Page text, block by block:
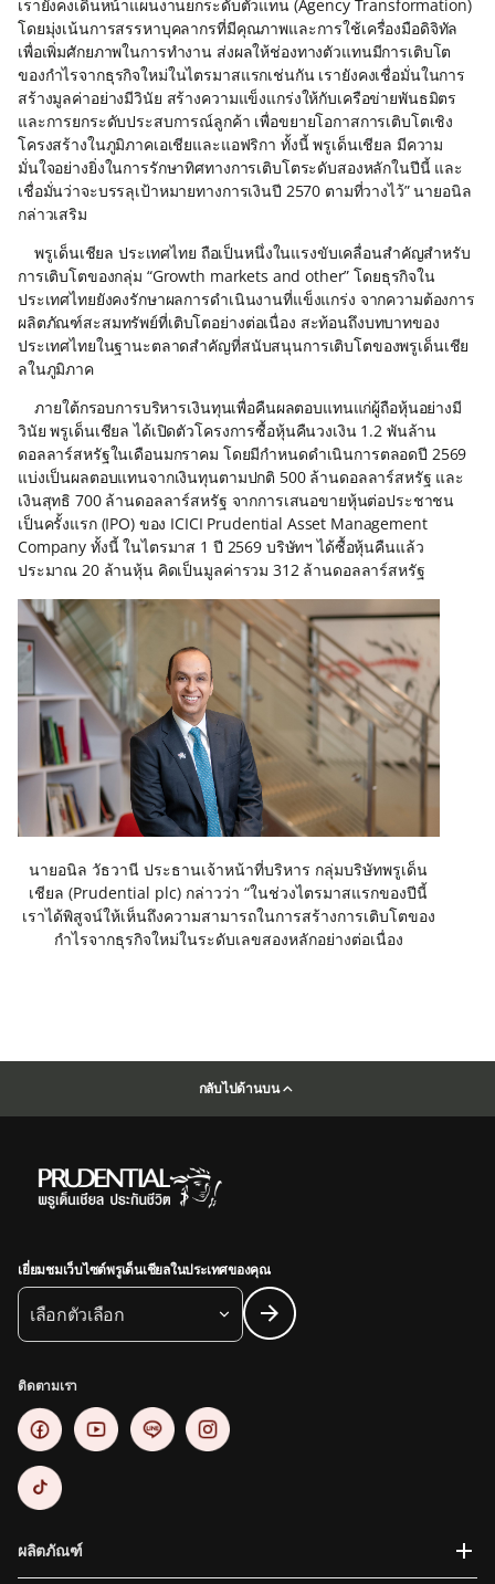
เรายังคงเดินหน้าแผนงานยกระดับตัวแทน (Agency Transformation)
โดยมุ่งเน้นการสรรหาบุคลากรที่มีคุณภาพและการใช้เครื่องมือดิจิทัล
เพื่อเพิ่มศักยภาพในการทำงาน ส่งผลให้ช่องทางตัวแทนมีการเติบโต
ของกำไรจากธุรกิจใหม่ในไตรมาสแรกเช่นกัน เรายังคงเชื่อมั่นในการ
สร้างมูลค่าอย่างมีวินัย สร้างความแข็งแกร่งให้กับเครือข่ายพันธมิตร
และการยกระดับประสบการณ์ลูกค้า เพื่อขยายโอกาสการเติบโตเชิง
โครงสร้างในภูมิภาคเอเชียและแอฟริกา ทั้งนี้ พรูเด็นเชียล มีความ
มั่นใจอย่างยิ่งในการรักษาทิศทางการเติบโตระดับสองหลักในปีนี้ และ
เชื่อมั่นว่าจะบรรลุเป้าหมายทางการเงินปี 2570 ตามที่วางไว้” นายอนิล
กล่าวเสริม
พรูเด็นเชียล ประเทศไทย ถือเป็นหนึ่งในแรงขับเคลื่อนสำคัญสำหรับ
การเติบโตของกลุ่ม “Growth markets and other” โดยธุรกิจใน
ประเทศไทยยังคงรักษาผลการดำเนินงานที่แข็งแกร่ง จากความต้องการ
ผลิตภัณฑ์สะสมทรัพย์ที่เติบโตอย่างต่อเนื่อง สะท้อนถึงบทบาทของ
ประเทศไทยในฐานะตลาดสำคัญที่สนับสนุนการเติบโตของพรูเด็นเชีย
ลในภูมิภาค
ภายใต้กรอบการบริหารเงินทุนเพื่อคืนผลตอบแทนแก่ผู้ถือหุ้นอย่างมี
วินัย พรูเด็นเชียล ได้เปิดตัวโครงการซื้อหุ้นคืนวงเงิน 1.2 พันล้าน
ดอลลาร์สหรัฐในเดือนมกราคม โดยมีกำหนดดำเนินการตลอดปี 2569
แบ่งเป็นผลตอบแทนจากเงินทุนตามปกติ 500 ล้านดอลลาร์สหรัฐ และ
เงินสุทธิ 700 ล้านดอลลาร์สหรัฐ จากการเสนอขายหุ้นต่อประชาชน
เป็นครั้งแรก (IPO) ของ ICICI Prudential Asset Management
Company ทั้งนี้ ในไตรมาส 1 ปี 2569 บริษัทฯ ได้ซื้อหุ้นคืนแล้ว
ประมาณ 20 ล้านหุ้น คิดเป็นมูลค่ารวม 312 ล้านดอลลาร์สหรัฐ
นายอนิล วัธวานี ประธานเจ้าหน้าที่บริหาร กลุ่มบริษัทพรูเด็น
เชียล (Prudential plc) กล่าวว่า “ในช่วงไตรมาสแรกของปีนี้
เราได้พิสูจน์ให้เห็นถึงความสามารถในการสร้างการเติบโตของ
กำไรจากธุรกิจใหม่ในระดับเลขสองหลักอย่างต่อเนื่อง
กลับไปด้านบน
เยี่ยมชมเว็บไซต์พรูเด็นเชียลในประเทศของคุณ
เลือกตัวเลือก
ติดตามเรา
ผลิตภัณฑ์